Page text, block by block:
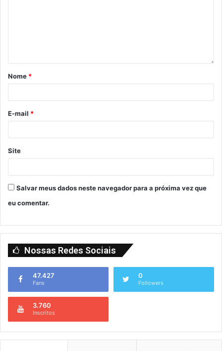
Nome *
E-mail *
Site
Salvar meus dados neste navegador para a próxima vez que
eu comentar.
Nossas Redes Sociais
47.427
Fans
0
Followers
3.760
Inscritos